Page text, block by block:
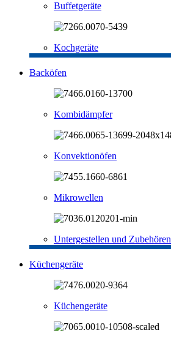
Buffetgeräte
Kochgeräte
Backöfen
Kombidämpfer
Konvektionöfen
Mikrowellen
Untergestellen und Zubehören
Küchengeräte
Küchengeräte